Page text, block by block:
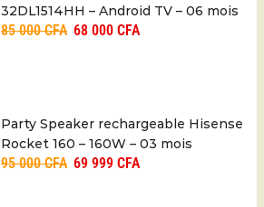
32DL1514HH – Android TV – 06 mois
85 000CFA 68 000 CFA
Party Speaker rechargeable Hisense
Rocket 160 – 160W – 03 mois
95 000CFA 69 999 CFA